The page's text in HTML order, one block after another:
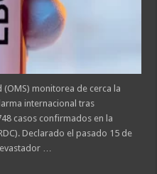
(OMS) monitorea de cerca la
internacional tras
casos confirmados en la
Declarado el pasado 15 de
…